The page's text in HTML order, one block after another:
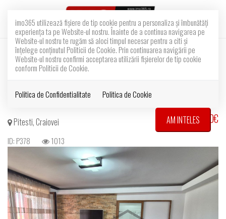
imo365 utilizează fişiere de tip cookie pentru a personaliza și îmbunătăți
experiența ta pe Website-ul nostru. Înainte de a continua navigarea pe
Website-ul nostru te rugăm să aloci timpul necesar pentru a citi și
înțelege conținutul Politicii de Cookie. Prin continuarea navigării pe
Website-ul nostru confirmi acceptarea utilizării fişierelor de tip cookie
conform Politicii de Cookie.
Politica de Confidentialitate Politica de Cookie
AM INTELES
Ap.2 camere Craiovei Kaufland
mobilat si utilat
Pitesti, Craiovei 400€
ID: P378 1013